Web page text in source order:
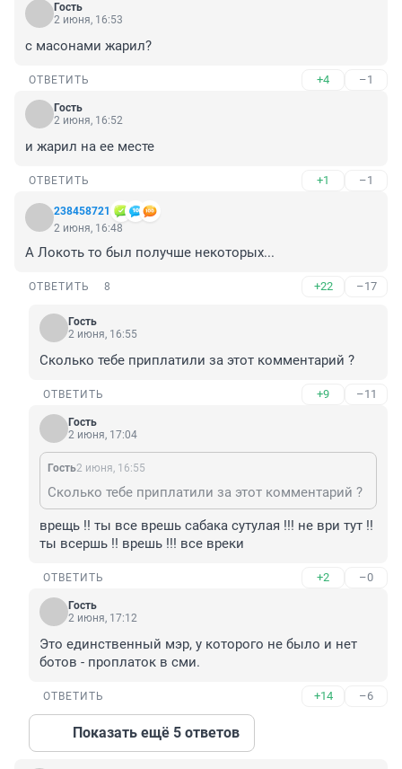
Гость
2 июня, 16:53
с масонами жарил?
ОТВЕТИТЬ +4 –1
Гость
2 июня, 16:52
и жарил на ее месте
ОТВЕТИТЬ +1 –1
238458721
2 июня, 16:48
А Локоть то был получше некоторых...
ОТВЕТИТЬ 8 +22 –17
Гость
2 июня, 16:55
Сколько тебе приплатили за этот комментарий ?
ОТВЕТИТЬ +9 –11
Гость
2 июня, 17:04
Гость2 июня, 16:55
Сколько тебе приплатили за этот комментарий ?
врещь !! ты все врешь сабака сутулая !!! не ври тут !!
ты всершь !! врешь !!! все вреки
ОТВЕТИТЬ +2 –0
Гость
2 июня, 17:12
Это единственный мэр, у которого не было и нет
ботов - проплаток в сми.
ОТВЕТИТЬ +14 –6
Показать ещё 5 ответов